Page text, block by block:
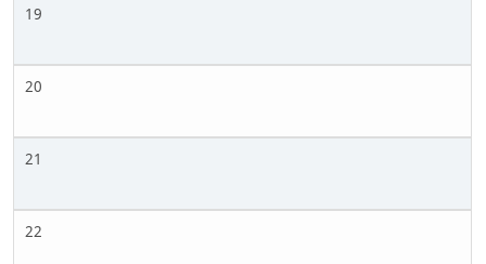
19
20
21
22